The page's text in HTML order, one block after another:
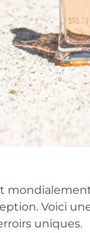
Voici
uniques.